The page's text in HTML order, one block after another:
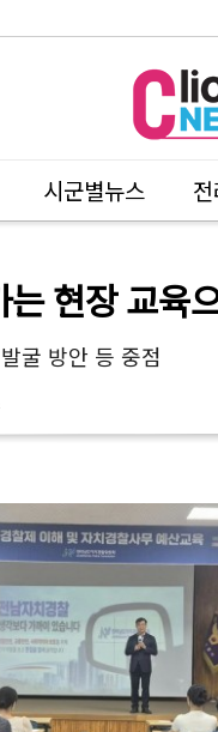
시군별뉴스
현장 교육
굴 방안 등 중점